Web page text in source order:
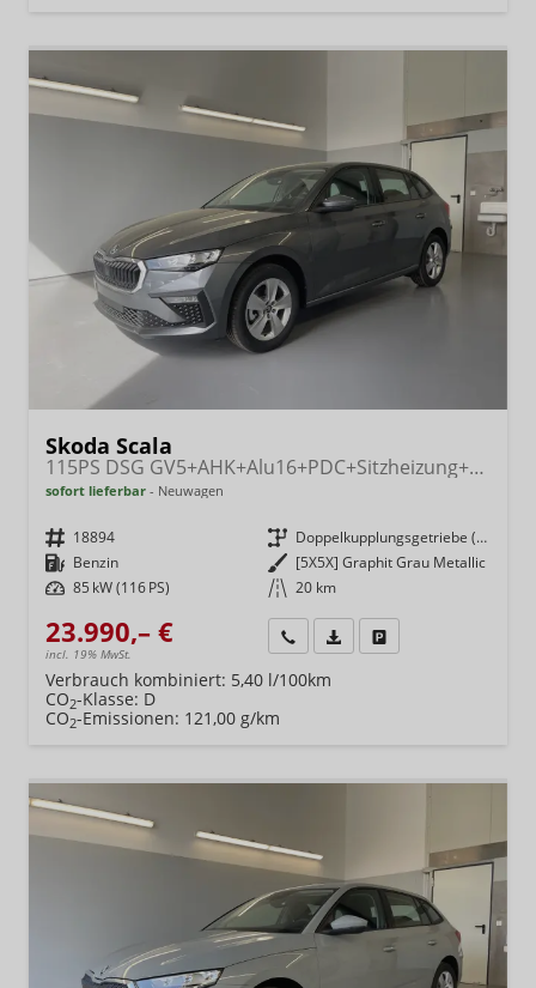
Skoda Scala
115PS DSG GV5+AHK+Alu16+PDC+Sitzheizung+App-Connect
sofort lieferbar Neuwagen
Fahrzeugnr. 18894 Getriebe
Doppelkupplungsgetriebe (DSG)
Kraftstoff Benzin Außenfarbe [5X5X] Graphit Grau Metallic
Leistung 85 kW (116 PS) Kilometerstand 20 km
23.990,– €
incl. 19% MwSt.
Wir rufen Sie anFahrzeugexposé (PDF)
Verbrauch kombiniert: 5,40 l/100km
CO2-Klasse: D
CO2-Emissionen: 121,00 g/km